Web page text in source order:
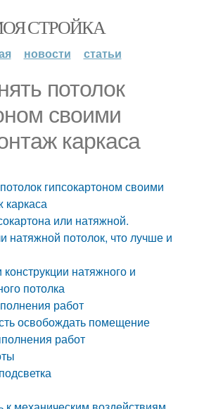
СТРОЙКА
новости статьи
потолок
своими
каркаса
гипсокартоном своими
каркаса
или натяжной.
натяжной потолок, что лучше и
натяжного и
потолка
работ
освобождать помещение
работ